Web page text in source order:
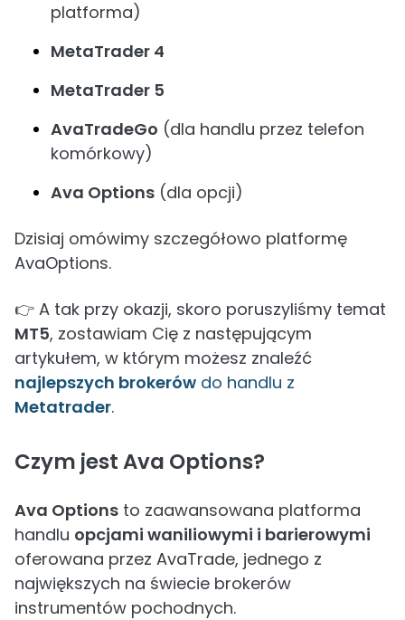
platforma)
MetaTrader 4
MetaTrader 5
AvaTradeGo (dla handlu przez telefon
komórkowy)
Ava Options (dla opcji)
Dzisiaj omówimy szczegółowo platformę
AvaOptions.
👉 A tak przy okazji, skoro poruszyliśmy temat
MT5, zostawiam Cię z następującym
artykułem, w którym możesz znaleźć
najlepszych brokerów do handlu z
Metatrader.
Czym jest Ava Options?
Ava Options to zaawansowana platforma
handlu opcjami waniliowymi i barierowymi
oferowana przez AvaTrade, jednego z
największych na świecie brokerów
instrumentów pochodnych.